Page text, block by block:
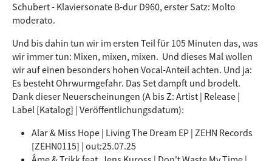
Schubert - Klaviersonate B-dur D960, erster Satz: Molto
moderato.
Und bis dahin tun wir im ersten Teil für 105 Minuten das, was
wir immer tun: Mixen, mixen, mixen. Und dieses Mal wollen
wir auf einen besonders hohen Vocal-Anteil achten. Und ja:
Es besteht Ohrwurmgefahr. Das Set dampft und brodelt.
Dank dieser Neuerscheinungen (A bis Z: Artist | Release |
Label [Katalog] | Veröffentlichungsdatum):
Alar & Miss Hope | Living The Dream EP | ZEHN Records
[ZEHN0115] | out:25.07.25